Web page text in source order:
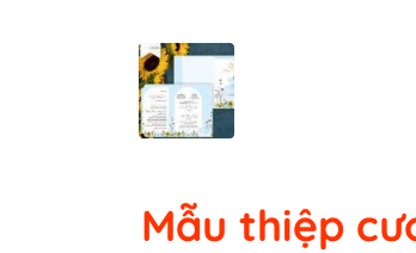
Mẫu thiệp